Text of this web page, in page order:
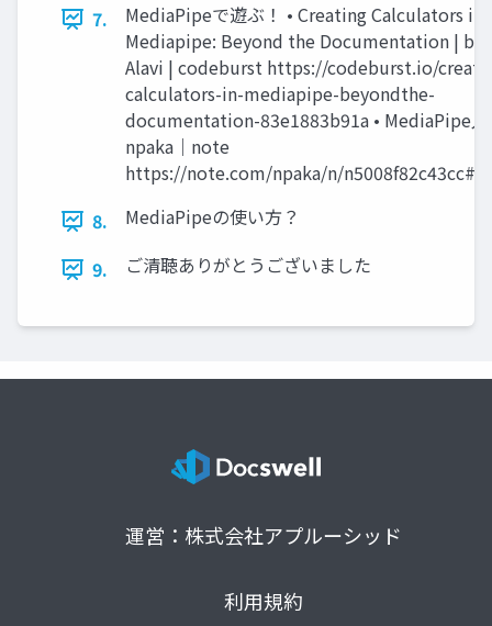
7.
MediaPipeで遊ぶ！ • Creating Calculators in
Mediapipe: Beyond the Documentation | by
Alavi | codeburst https://codeburst.io/
calculators-in-mediapipe-beyondthe-
documentation-83e1883b91a • MediaPipe
npaka｜note
https://note.com/npaka/n/
8.
MediaPipeの使い方？
9.
ご清聴ありがとうございました
運営：株式会社アプルーシッド
利用規約